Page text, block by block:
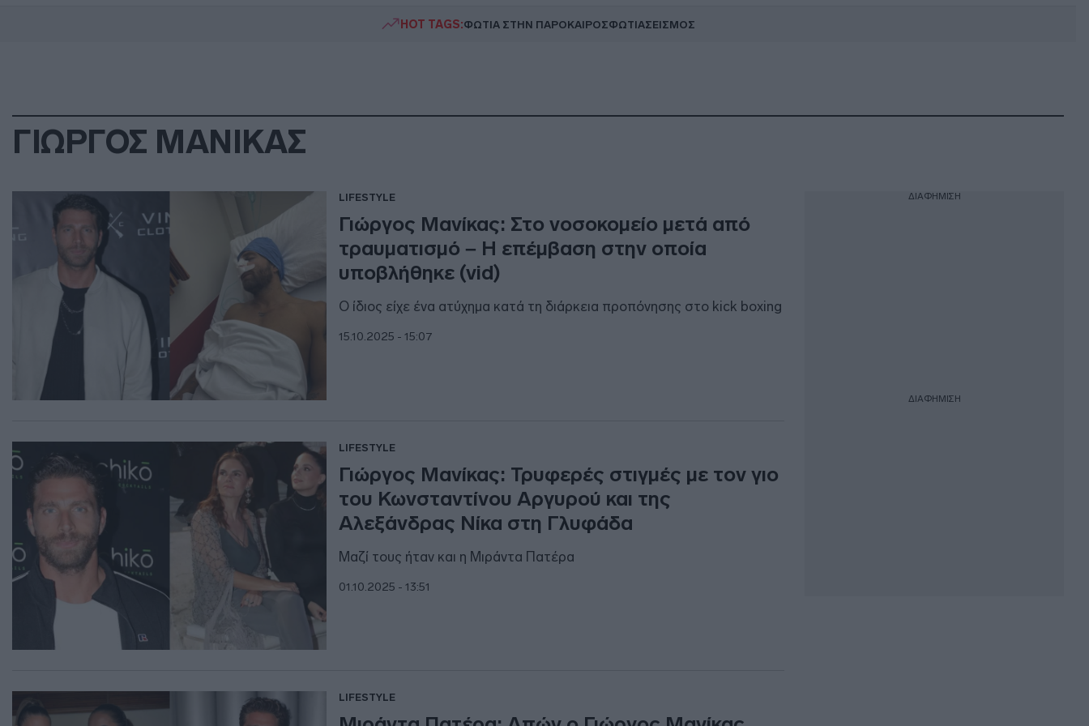
HOT TAGS:ΦΩΤΙΑ ΣΤΗΝ ΠΑΡΟΚΑΙΡΟΣΦΩΤΙΑΣΕΙΣΜΟΣ
ΓΙΩΡΓΟΣ ΜΑΝΙΚΑΣ
LIFESTYLE
Γιώργος Μανίκας: Στο νοσοκομείο μετά από
τραυματισμό – Η επέμβαση στην οποία
υποβλήθηκε (vid)
Ο ίδιος είχε ένα ατύχημα κατά τη διάρκεια προπόνησης στο kick boxing
15.10.2025 - 15:07
LIFESTYLE
Γιώργος Μανίκας: Τρυφερές στιγμές με τον γιο
του Κωνσταντίνου Αργυρού και της
Αλεξάνδρας Νίκα στη Γλυφάδα
Mαζί τους ήταν και η Μιράντα Πατέρα
01.10.2025 - 13:51
LIFESTYLE
ΔΙΑΦΗΜΙΣΗ
ΔΙΑΦΗΜΙΣΗ